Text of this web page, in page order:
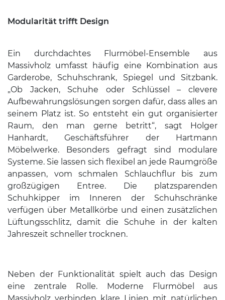
Modularität trifft Design
Ein durchdachtes Flurmöbel-Ensemble aus
Massivholz umfasst häufig eine Kombination aus
Garderobe, Schuhschrank, Spiegel und Sitzbank.
„Ob Jacken, Schuhe oder Schlüssel – clevere
Aufbewahrungslösungen sorgen dafür, dass alles an
seinem Platz ist. So entsteht ein gut organisierter
Raum, den man gerne betritt“, sagt Holger
Hanhardt, Geschäftsführer der Hartmann
Möbelwerke. Besonders gefragt sind modulare
Systeme. Sie lassen sich flexibel an jede Raumgröße
anpassen, vom schmalen Schlauchflur bis zum
großzügigen Entree. Die platzsparenden
Schuhkipper im Inneren der Schuhschränke
verfügen über Metallkörbe und einen zusätzlichen
Lüftungsschlitz, damit die Schuhe in der kalten
Jahreszeit schneller trocknen.
Neben der Funktionalität spielt auch das Design
eine zentrale Rolle. Moderne Flurmöbel aus
Massivholz verbinden klare Linien mit natürlichen